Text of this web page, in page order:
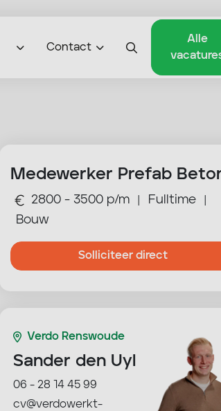
Contact
Alle
Medewerker Prefab
2800 - 3500 p/m Fulltime
Bouw
Solliciteer direct
Verdo Renswoude
Sander den Uyl
06 - 28 14 45 99
cv@verdowerkt-